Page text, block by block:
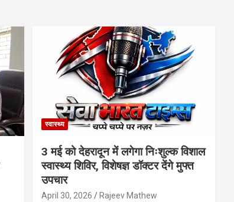
स्वास्थ्य
3 मई को देहरादून में लगेगा निःशुल्क विशाल
स्वास्थ्य शिविर, विशेषज्ञ डॉक्टर देंगे मुफ्त
उपचार
April 30, 2026 Rajeev Mathew